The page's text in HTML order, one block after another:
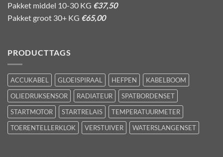
Pakket middel 10-30 KG €37,50
Pakket groot 30+ KG €65,00
PRODUCTTAGS
ACCUKABEL GLOEISPIRAAL HEFPEN
KABELBOOM
OLIEDRUKSENSOR
RADIATEUR
SPATBORDENSET
STARTMOTOR
STARTRELAIS
TEMPERATUURMETER
TOERENTELLERKLOK
VERSTUIVER WATERSLANGENSET